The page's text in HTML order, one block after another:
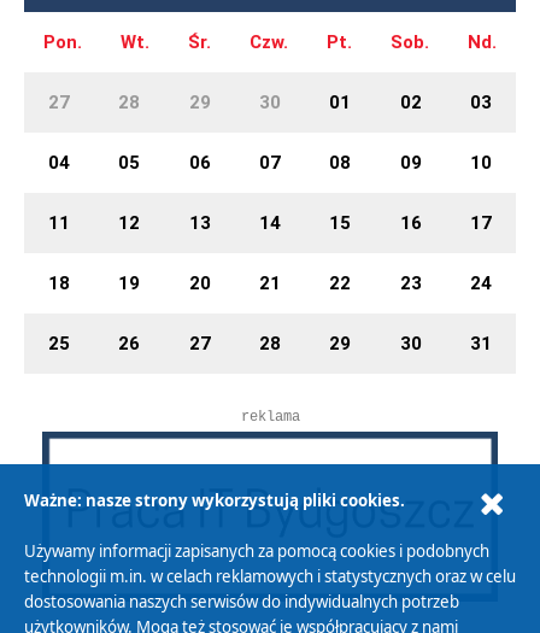
Pon. Wt. Śr. Czw. Pt. Sob. Nd.
27 28 29 30 01 02 03
04 05 06 07 08 09 10
11 12 13 14 15 16 17
18 19 20 21 22 23 24
25 26 27 28 29 30 31
reklama
Ważne: nasze strony wykorzystują pliki cookies.
Używamy informacji zapisanych za pomocą cookies i podobnych
technologii m.in. w celach reklamowych i statystycznych oraz w celu
dostosowania naszych serwisów do indywidualnych potrzeb
użytkowników. Mogą też stosować je współpracujący z nami